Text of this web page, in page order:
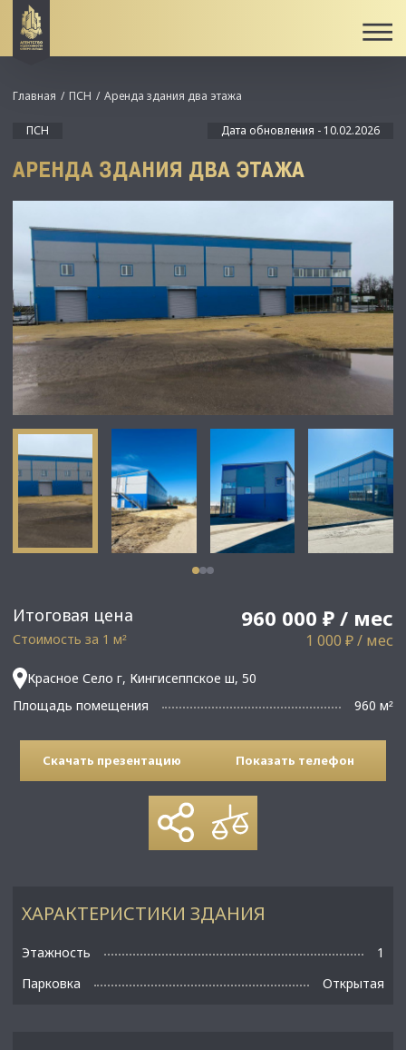
Итоговая цена 960 000 ₽ / мес
Стоимость за 1 м² 1 000 ₽ / мес
Красное Село г, Кингисеппское ш, 50
Площадь помещения
960 м²
Главная ПСН Аренда здания два этажа
ПСН Дата обновления - 10.02.2026
АРЕНДА ЗДАНИЯ ДВА ЭТАЖА
Скачать презентацию Показать телефон
ХАРАКТЕРИСТИКИ ЗДАНИЯ
Этажность
1
Парковка
Открытая